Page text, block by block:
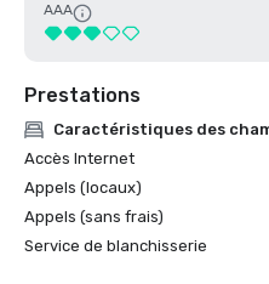
AAA
Prestations
Caractéristiques des
Accès Internet
Appels (locaux)
Appels (sans frais)
Service de blanchisserie